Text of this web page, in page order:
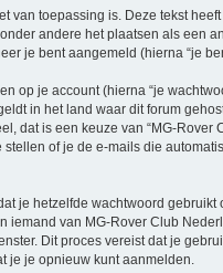
toepassing is. Deze tekst
andere het plaatsen als een
je bent aangemeld (hierna “je
op je account (hierna “je
in het land waar dit forum
dat is een keuze van “MG-Rover
of je de e-mails die
je hetzelfde wachtwoord gebruikt
van MG-Rover Club
Dit proces vereist dat je
je je opnieuw kunt aanmelden.